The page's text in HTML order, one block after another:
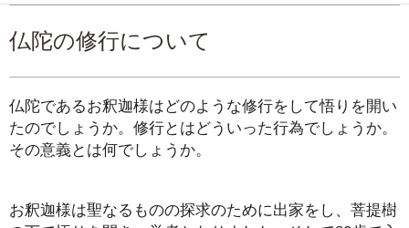
仏陀の修行について
仏陀であるお釈迦様はどのような修行をして悟りを開い
たのでしょうか。修行とはどういった行為でしょうか。
その意義とは何でしょうか。
お釈迦様は聖なるものの探求のために出家をし、菩提樹